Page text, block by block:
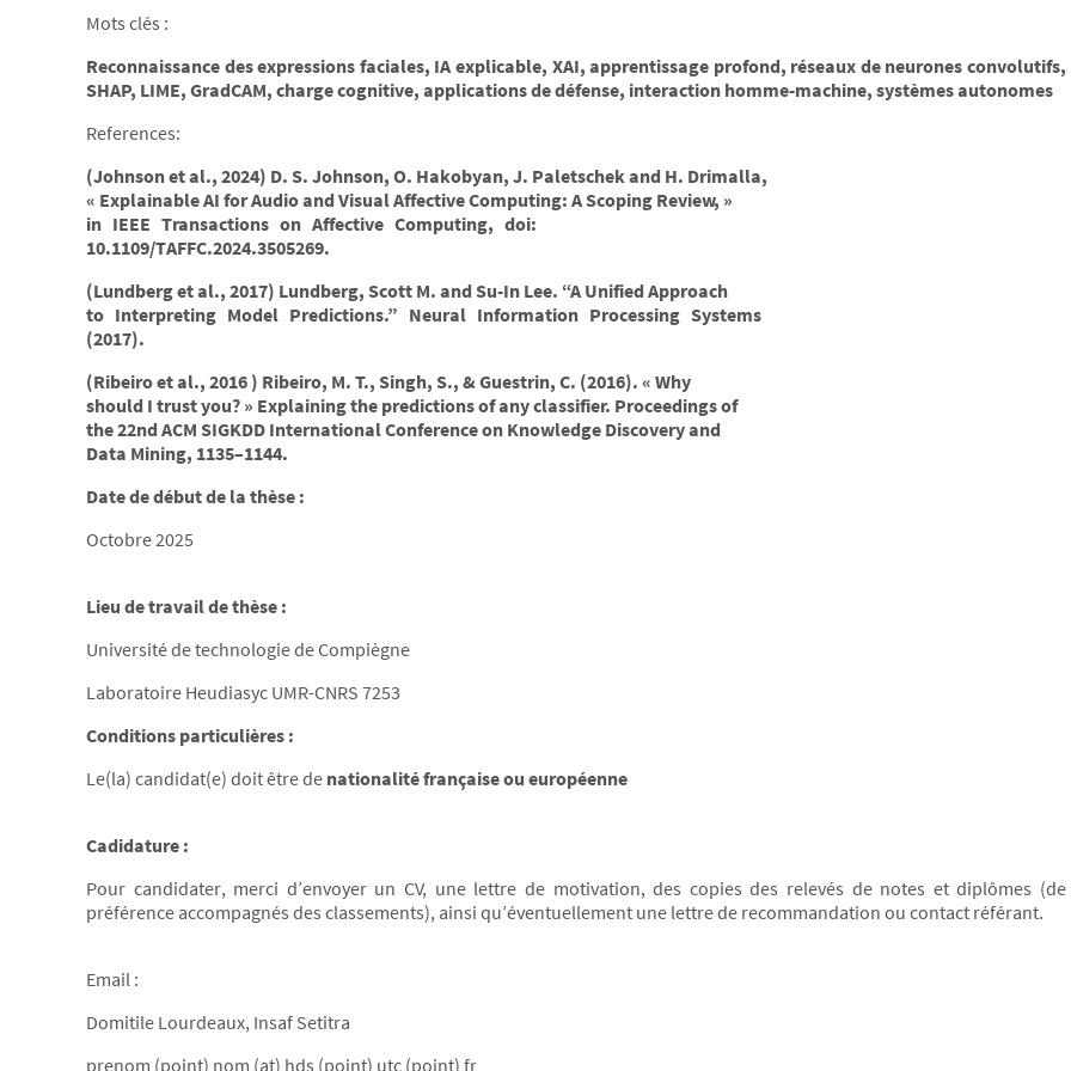
Mots clés :
Reconnaissance des expressions faciales, IA explicable, XAI, apprentissage profond, réseaux de neurones convolutifs,
SHAP, LIME, GradCAM, charge cognitive, applications de défense, interaction homme-machine, systèmes autonomes
References:
(Johnson et al., 2024) D. S. Johnson, O. Hakobyan, J. Paletschek and H. Drimalla,
« Explainable AI for Audio and Visual Affective Computing: A Scoping Review, »
in IEEE Transactions on Affective Computing, doi:
10.1109/TAFFC.2024.3505269.
(Lundberg et al., 2017) Lundberg, Scott M. and Su-In Lee. “A Unified Approach
to Interpreting Model Predictions.” Neural Information Processing Systems
(2017).
(Ribeiro et al., 2016 ) Ribeiro, M. T., Singh, S., & Guestrin, C. (2016). « Why
should I trust you? » Explaining the predictions of any classifier. Proceedings of
the 22nd ACM SIGKDD International Conference on Knowledge Discovery and
Data Mining, 1135–1144.
Date de début de la thèse :
Octobre 2025
Lieu de travail de thèse :
Université de technologie de Compiègne
Laboratoire Heudiasyc UMR-CNRS 7253
Conditions particulières :
Le(la) candidat(e) doit être de nationalité française ou européenne
Cadidature :
Pour candidater, merci d’envoyer un CV, une lettre de motivation, des copies des relevés de notes et diplômes (de
préférence accompagnés des classements), ainsi qu’éventuellement une lettre de recommandation ou contact référant.
Email :
Domitile Lourdeaux, Insaf Setitra
prenom (point) nom (at) hds (point) utc (point) fr